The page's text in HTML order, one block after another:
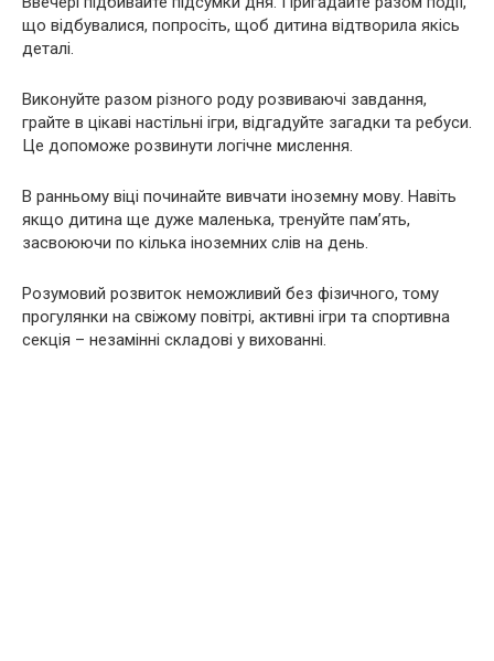
що відбувалися, попросіть, щоб дитина відтворила якісь
деталі.
Виконуйте разом різного роду розвиваючі завдання,
грайте в цікаві настільні ігри, відгадуйте загадки та ребуси.
Це допоможе розвинути логічне мислення.
В ранньому віці починайте вивчати іноземну мову. Навіть
якщо дитина ще дуже маленька, тренуйте пам’ять,
засвоюючи по кілька іноземних слів на день.
Розумовий розвиток неможливий без фізичного, тому
прогулянки на свіжому повітрі, активні ігри та спортивна
секція – незамінні складові у вихованні.